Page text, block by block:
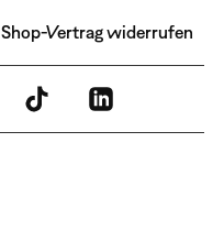
Shop-Vertrag widerrufen